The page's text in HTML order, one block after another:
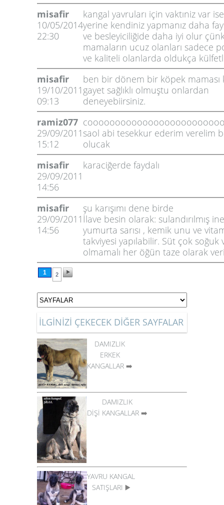
misafir
10/05/2014
22:30
kangal yavruları için vaktıniz var
yerine kendiniz yapmanız daha
ve besleyiciliğide daha iyi olur
mamaların ucuz olanları sadece
ve kaliteli olanlarda oldukça
misafir
19/10/2011
09:13
ben bir dönem bir köpek maması
gayet sağlıklı olmuştu onlardan
deneyebiirsiniz.
ramiz077
29/09/2011
15:12
saol abi tesekkur ederim verelim
olucak
misafir
29/09/2011
14:56
karaciğerde faydalı
misafir
29/09/2011
14:56
şu karışımı dene birde
İlave besin olarak: sulandırılmış
yumurta sarısı , kemik unu ve
takviyesi yapılabilir. Süt çok soğuk
olmamalı her öğün taze olarak
1 2
İLGİNİZİ ÇEKECEK DİĞER SAYFALAR
DAMIZLIK
ERKEK
KANGALLAR ➡️
DAMIZLIK
DİŞİ KANGALLAR ➡️
YAVRU KANGAL
SATIŞLARI ▶️